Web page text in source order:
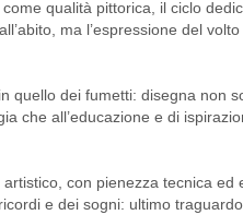
qualità pittorica, il ciclo
ma l’espressione del
quello dei fumetti: disegna non
che all’educazione e di
con pienezza tecnica ed
e dei sogni: ultimo